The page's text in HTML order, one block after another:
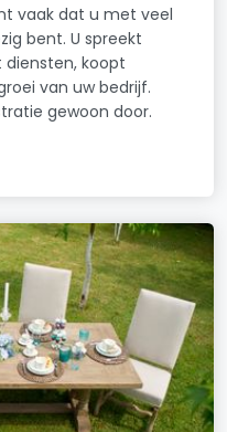
vaak dat u met veel
bent. U spreekt
koopt
van uw bedrijf.
gewoon door.